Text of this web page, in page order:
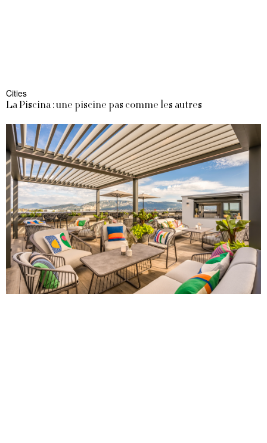
Cities
La Piscina : une piscine pas comme les autres